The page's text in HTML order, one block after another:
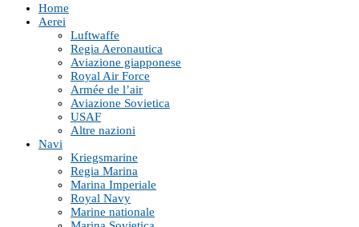
Home
Aerei
Luftwaffe
Regia Aeronautica
Aviazione giapponese
Royal Air Force
Armée de l’air
Aviazione Sovietica
USAF
Altre nazioni
Navi
Kriegsmarine
Regia Marina
Marina Imperiale
Royal Navy
Marine nationale